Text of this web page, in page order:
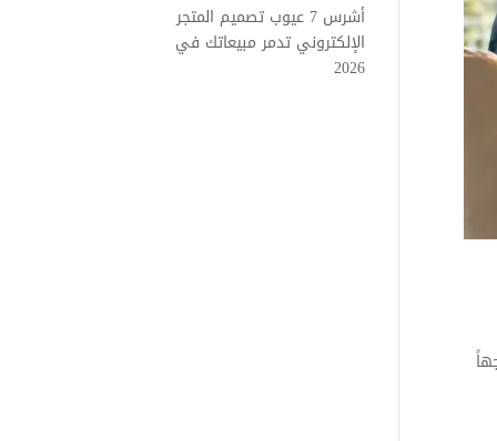
أشرس 7 عيوب تصميم المتجر
الإلكتروني تدمر مبيعاتك في
2026